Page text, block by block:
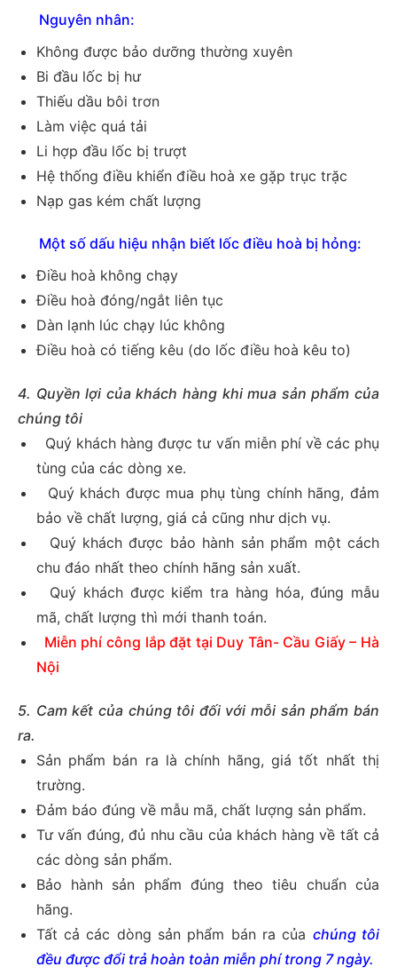
Nguyên nhân:
Không được bảo dưỡng thường xuyên
Bi đầu lốc bị hư
Thiếu dầu bôi trơn
Làm việc quá tải
Li hợp đầu lốc bị trượt
Hệ thống điều khiển điều hoà xe gặp trục trặc
Nạp gas kém chất lượng
Một số dấu hiệu nhận biết lốc điều hoà bị hỏng:
Điều hoà không chạy
Điều hoà đóng/ngắt liên tục
Dàn lạnh lúc chạy lúc không
Điều hoà có tiếng kêu (do lốc điều hoà kêu to)
4. Quyền lợi của khách hàng khi mua sản phẩm của
chúng tôi
Quý khách hàng được tư vấn miễn phí về các phụ
tùng của các dòng xe.
Quý khách được mua phụ tùng chính hãng, đảm
bảo về chất lượng, giá cả cũng như dịch vụ.
Quý khách được bảo hành sản phẩm một cách
chu đáo nhất theo chính hãng sản xuất.
Quý khách được kiểm tra hàng hóa, đúng mẫu
mã, chất lượng thì mới thanh toán.
Miễn phí công lắp đặt tại Duy Tân- Cầu Giấy – Hà
Nội
5. Cam kết của chúng tôi đối với mỗi sản phẩm bán
ra.
Sản phẩm bán ra là chính hãng, giá tốt nhất thị
trường.
Đảm báo đúng về mẫu mã, chất lượng sản phẩm.
Tư vấn đúng, đủ nhu cầu của khách hàng về tất cả
các dòng sản phẩm.
Bảo hành sản phẩm đúng theo tiêu chuẩn của
hãng.
Tất cả các dòng sản phẩm bán ra của chúng tôi
đều được đổi trả hoàn toàn miễn phí trong 7 ngày.